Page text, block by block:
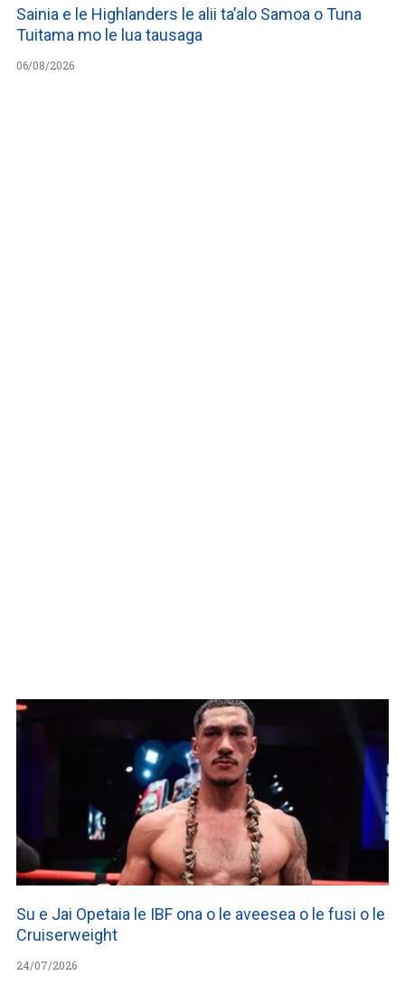
Sainia e le Highlanders le alii ta’alo Samoa o Tuna
Tuitama mo le lua tausaga
06/08/2026
Su e Jai Opetaia le IBF ona o le aveesea o le fusi o le
Cruiserweight
24/07/2026